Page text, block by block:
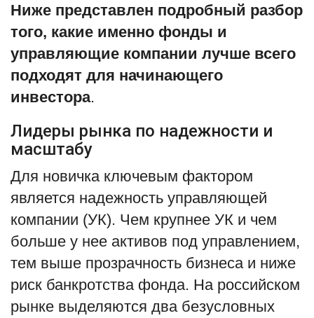
Ниже представлен подробный разбор
того, какие именно фонды и
управляющие компании лучше всего
подходят для начинающего
инвестора.
Лидеры рынка по надежности и
масштабу
Для новичка ключевым фактором
является надежность управляющей
компании (УК). Чем крупнее УК и чем
больше у нее активов под управлением,
тем выше прозрачность бизнеса и ниже
риск банкротства фонда. На российском
рынке выделяются два безусловных